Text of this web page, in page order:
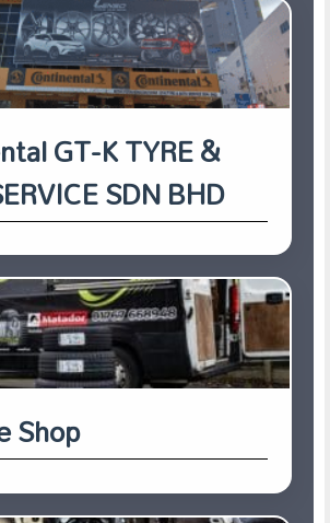
GT-K TYRE &
SDN BHD
Shop